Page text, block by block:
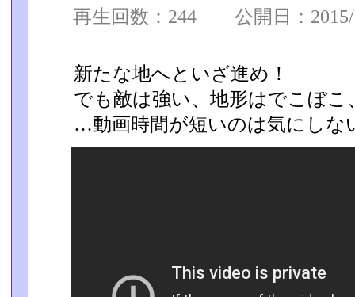
再生回数：244 公開日：
新たな地へといざ進め！
でも敵は強い、地形はでこぼこ
…動画時間が短いのは気にしな